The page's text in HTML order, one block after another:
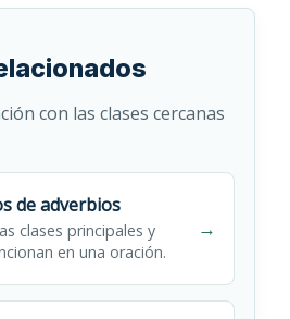
con las clases cercanas
de adverbios
clases principales y
en una oración.
→